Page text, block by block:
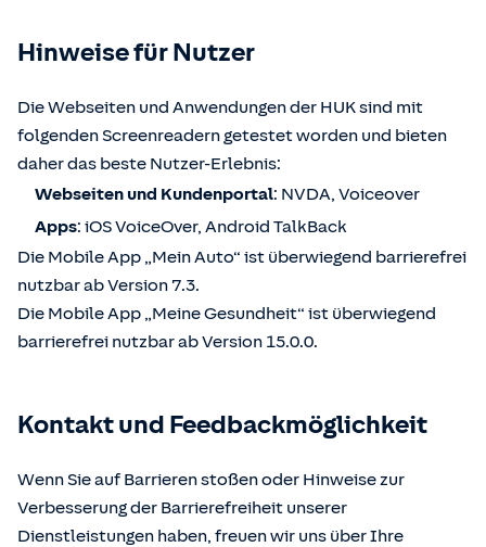
Hinweise für Nutzer
Die Webseiten und Anwendungen der HUK sind mit
folgenden Screenreadern getestet worden und bieten
daher das beste Nutzer-Erlebnis:
Webseiten und Kundenportal: NVDA, Voiceover
Apps: iOS VoiceOver, Android TalkBack
Die Mobile App „Mein Auto“ ist überwiegend barrierefrei
nutzbar ab Version 7.3.
Die Mobile App „Meine Gesundheit“ ist überwiegend
barrierefrei nutzbar ab Version 15.0.0.
Kontakt und Feedbackmöglichkeit
Wenn Sie auf Barrieren stoßen oder Hinweise zur
Verbesserung der Barrierefreiheit unserer
Dienstleistungen haben, freuen wir uns über Ihre